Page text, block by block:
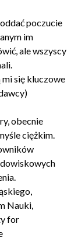
poczucie
im
ale wszyscy
mi się kluczowe
obecnie
ciężkim.
Nauki,
for